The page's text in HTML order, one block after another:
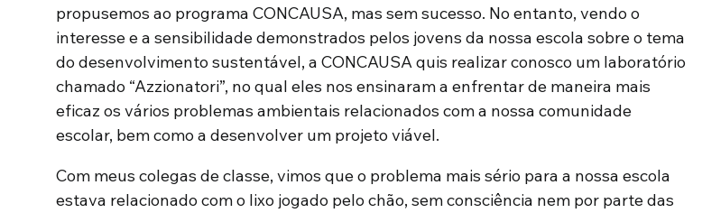
propusemos ao programa CONCAUSA, mas sem sucesso. No entanto, vendo o
interesse e a sensibilidade demonstrados pelos jovens da nossa escola sobre o tema
do desenvolvimento sustentável, a CONCAUSA quis realizar conosco um laboratório
chamado “Azzionatori”, no qual eles nos ensinaram a enfrentar de maneira mais
eficaz os vários problemas ambientais relacionados com a nossa comunidade
escolar, bem como a desenvolver um projeto viável.
Com meus colegas de classe, vimos que o problema mais sério para a nossa escola
estava relacionado com o lixo jogado pelo chão, sem consciência nem por parte das